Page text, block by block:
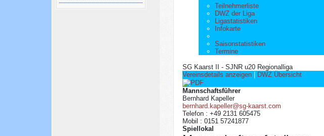
Teilnehmerliste
DWZ der Liga
Ligastatistiken
Infokarte
Saisonstatistiken
Termine
SG Kaarst II - SJNR u20 Regionalliga
Vereinsdetails anzeigen
DWZ Übersicht
Mannschaftsführer
Bernhard Kapeller
bernhard.kapeller@sg-kaarst.com
Telefon : +49 2131 605475
Mobil : 0151 57241877
Spiellokal